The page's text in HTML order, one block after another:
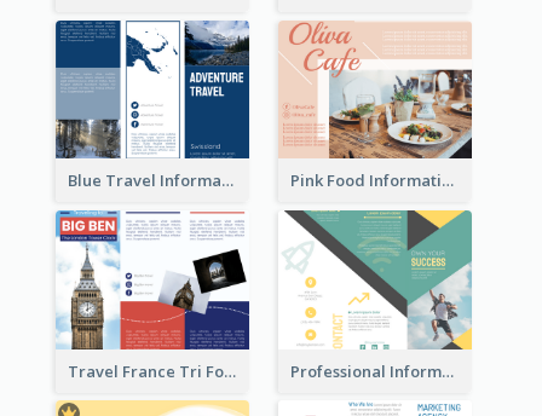
Blue Travel Informational Tri Fold Brochure Pink Food Informational Brochure
Travel France Tri Fold Brochure Professional Informational Tri Fold Brochure